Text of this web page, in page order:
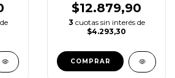
$12.879,90
3 cuotas sin interés de
$4.293,30